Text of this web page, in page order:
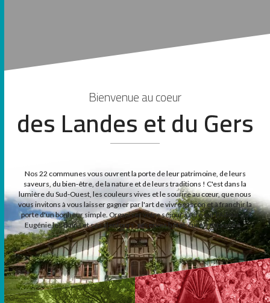
Bienvenue au coeur
des Landes et du Gers
Nos 22 communes vous ouvrent la porte de leur patrimoine, de leurs
saveurs, du bien-être, de la nature et de leurs traditions ! C'est dans la
lumière du Sud-Ouest, les couleurs vives et le sourire au cœur, que nous
vous invitons à vous laisser gagner par l'art de vivre gascon et à franchir la
porte d'un bonheur simple. Organiser votre séjour à Aire sur l'Adour ou
Eugénie les Bains et ses alentours, réservez hôtel, cure, restaurant...